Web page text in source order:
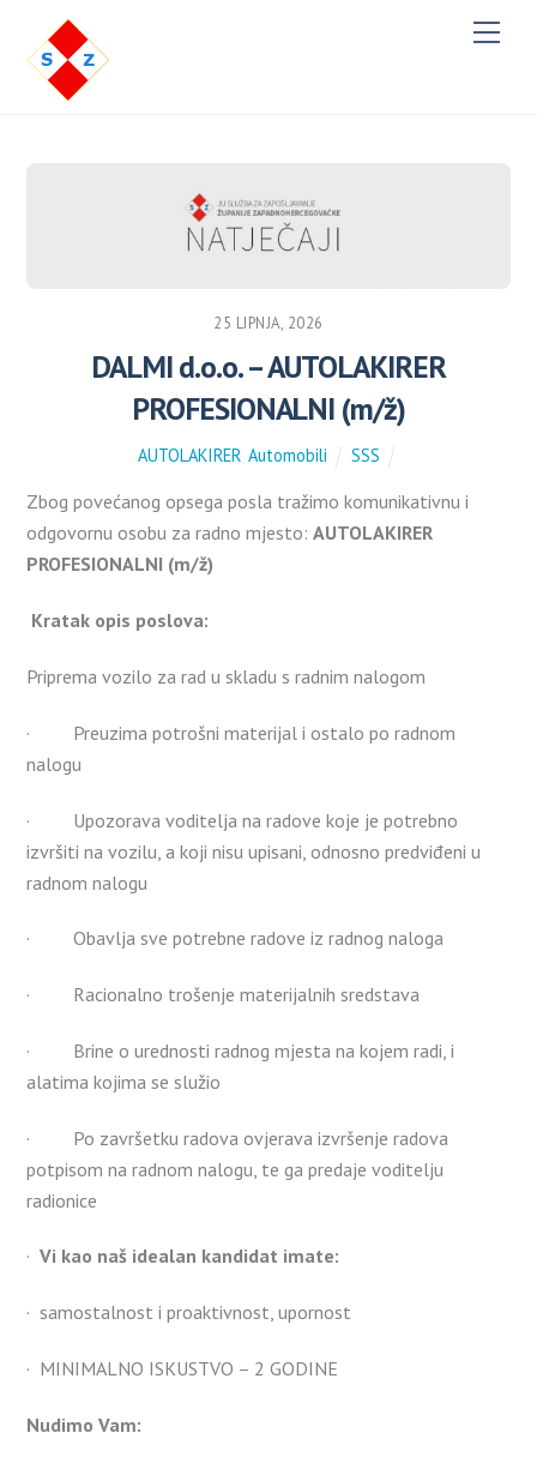
25 LIPNJA, 2026
DALMI d.o.o. – AUTOLAKIRER
PROFESIONALNI (m/ž)
AUTOLAKIRER, Automobili SSS
Zbog povećanog opsega posla tražimo komunikativnu i
odgovornu osobu za radno mjesto:AUTOLAKIRER
PROFESIONALNI (m/ž)
Kratak opis poslova:
Priprema vozilo za rad u skladu s radnim nalogom
· Preuzima potrošni materijal i ostalo po radnom
nalogu
· Upozorava voditelja na radove koje je potrebno
izvršiti na vozilu, a koji nisu upisani, odnosno predviđeni u
radnom nalogu
· Obavlja sve potrebne radove iz radnog naloga
· Racionalno trošenje materijalnih sredstava
· Brine o urednosti radnog mjesta na kojem radi, i
alatima kojima se služio
· Po završetku radova ovjerava izvršenje radova
potpisom na radnom nalogu, te ga predaje voditelju
radionice
·Vi kao naš idealan kandidat imate:
· samostalnost i proaktivnost, upornost
· MINIMALNO ISKUSTVO – 2 GODINE
Nudimo Vam: